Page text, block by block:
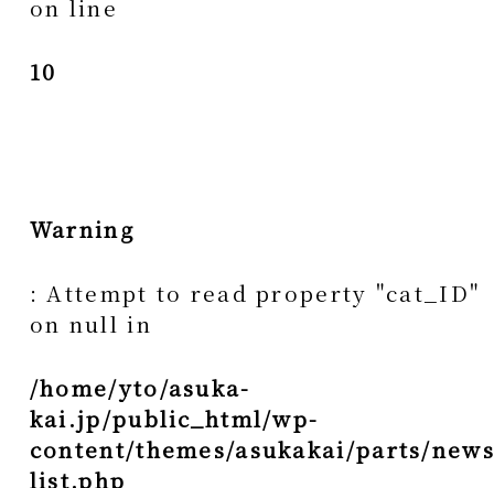
on line
10
Warning
: Attempt to read property "cat_ID"
on null in
/home/yto/asuka-
kai.jp/public_html/wp-
content/themes/asukakai/parts/
list.php